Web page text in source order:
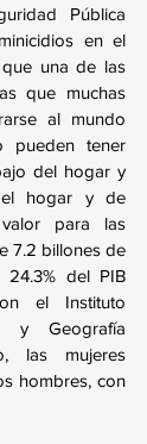
Pública
en el
una de las
que muchas
al mundo
pueden tener
del hogar y
hogar y de
para las
7.2 billones de
del PIB
el Instituto
y Geografía
las mujeres
hombres, con